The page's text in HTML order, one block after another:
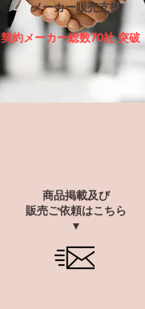
​メーカー販売支援​
契約メーカー総数70社 突破
商品掲載及び
販売ご依頼はこちら
▼